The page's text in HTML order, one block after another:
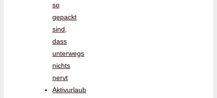
so
gepackt
sind,
dass
unterwegs
nichts
nervt
Aktivurlaub